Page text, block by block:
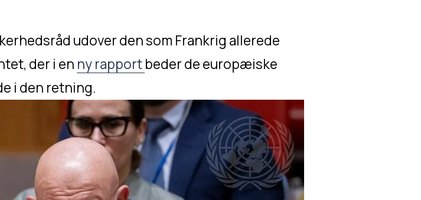
udover den som Frankrig allerede
der i en ny rapportbeder de europæiske
i den retning.